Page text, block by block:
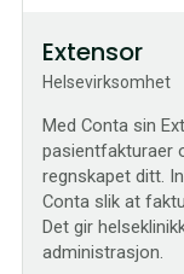
Extensor
Helsevirksomhet
Med Conta sin
pasientfakturaer
regnskapet ditt.
Conta slik at
Det gir
administrasjon.